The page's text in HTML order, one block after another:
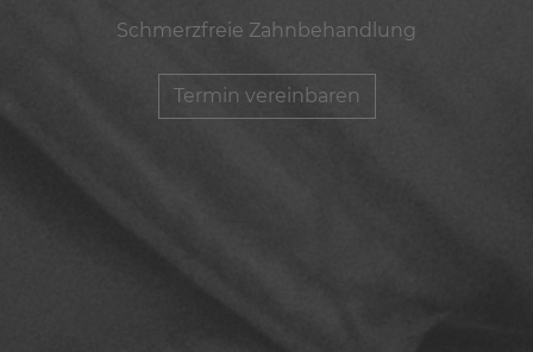
Schmerzfreie Zahnbehandlung
Termin vereinbaren
Schmerzfreie Zahnbehandlung
Termin vereinbaren
Schmerzfreie Zahnbehandlung
Termin vereinbaren